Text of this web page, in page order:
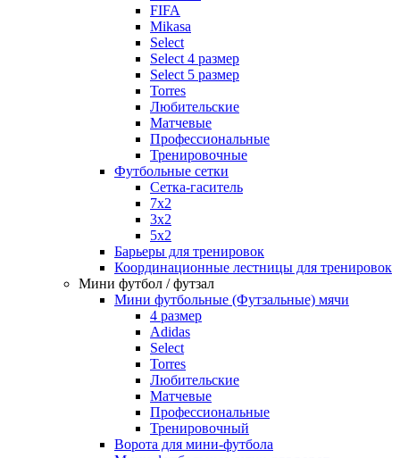
FIFA
Mikasa
Select
Select 4 размер
Select 5 размер
Torres
Любительские
Матчевые
Профессиональные
Тренировочные
Футбольные сетки
Сетка-гаситель
7x2
3х2
5х2
Барьеры для тренировок
Координационные лестницы для тренировок
Мини футбол / футзал
Мини футбольные (Футзальные) мячи
4 размер
Adidas
Select
Torres
Любительские
Матчевые
Профессиональные
Тренировочный
Ворота для мини-футбола